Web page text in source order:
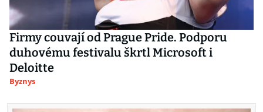
Firmy couvají od Prague Pride. Podporu
duhovému festivalu škrtl Microsoft i
Deloitte
Byznys